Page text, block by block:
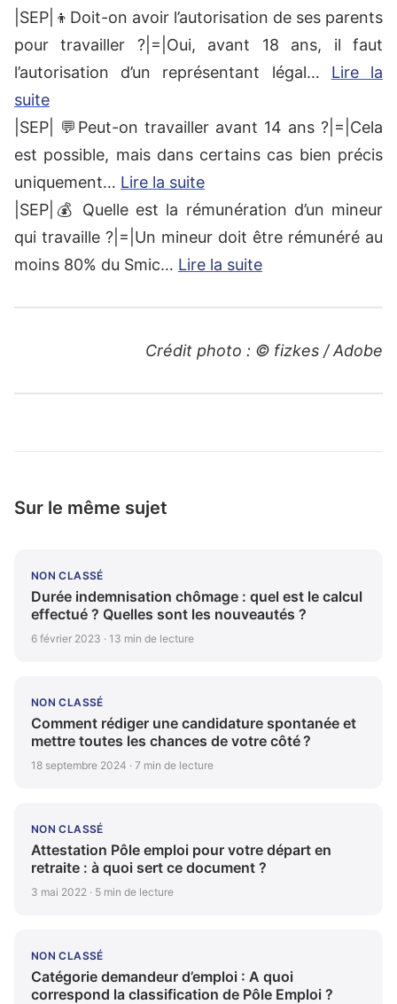
|SEP|👦Doit-on avoir l’autorisation de ses parents
pour travailler ?|=|Oui, avant 18 ans, il faut
l’autorisation d’un représentant légal… Lire la
suite
|SEP| 💬Peut-on travailler avant 14 ans ?|=|Cela
est possible, mais dans certains cas bien précis
uniquement… Lire la suite
|SEP|💰 Quelle est la rémunération d’un mineur
qui travaille ?|=|Un mineur doit être rémunéré au
moins 80% du Smic… Lire la suite
Crédit photo : © fizkes / Adobe
Sur le même sujet
NON CLASSÉ
Durée indemnisation chômage : quel est le calcul
effectué ? Quelles sont les nouveautés ?
6 février 2023 · 13 min de lecture
NON CLASSÉ
Comment rédiger une candidature spontanée et
mettre toutes les chances de votre côté ?
18 septembre 2024 · 7 min de lecture
NON CLASSÉ
Attestation Pôle emploi pour votre départ en
retraite : à quoi sert ce document ?
3 mai 2022 · 5 min de lecture
NON CLASSÉ
Catégorie demandeur d’emploi : A quoi
correspond la classification de Pôle Emploi ?